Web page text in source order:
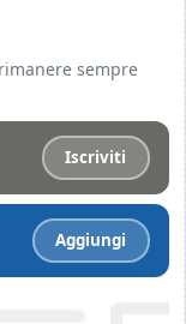
sempre
Iscriviti
Aggiungi